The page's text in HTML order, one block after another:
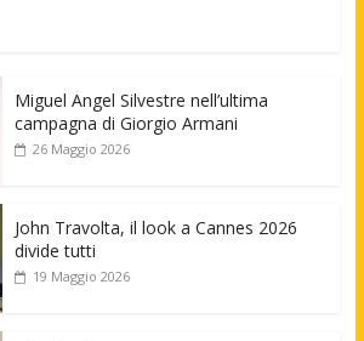
Miguel Angel Silvestre nell’ultima
campagna di Giorgio Armani
26 Maggio 2026
John Travolta, il look a Cannes 2026
divide tutti
19 Maggio 2026